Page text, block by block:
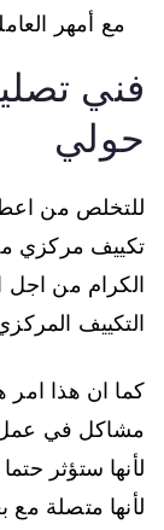
مع أمهر
فني
حولي
للتخلص من
تكييف مركزي
الكرام من
التكييف
كما ان هذا
مشاكل في عمل
لأنها ستؤثر
لأنها متصلة